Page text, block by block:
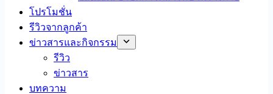
โปรโมชั่น
รีวิวจากลูกค้า
ข่าวสารและกิจกรรม
รีวิว
ข่าวสาร
บทความ